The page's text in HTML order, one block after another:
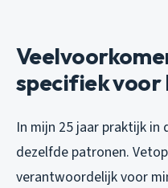
specifiek voor
In mijn 25 jaar praktijk in
dezelfde patronen.
verantwoordelijk voor